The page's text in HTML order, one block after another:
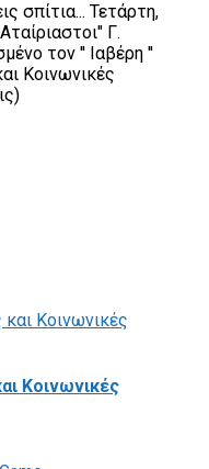
σπίτια... Τετάρτη,
Γ.
τον '' Ιαβέρη ''
Κοινωνικές
Κοινωνικές